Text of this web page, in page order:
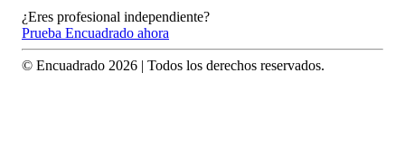
¿Eres profesional independiente?
Prueba Encuadrado ahora
© Encuadrado 2026 | Todos los derechos reservados.